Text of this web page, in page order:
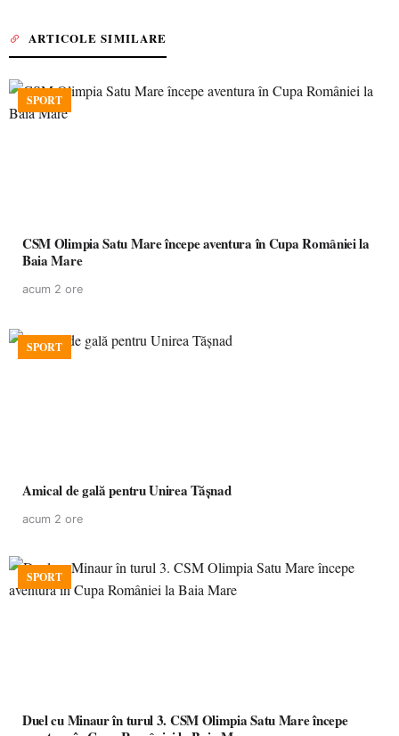
ARTICOLE SIMILARE
SPORT
CSM Olimpia Satu Mare începe aventura în Cupa României la
Baia Mare
acum 2 ore
SPORT
Amical de gală pentru Unirea Tășnad
acum 2 ore
SPORT
Duel cu Minaur în turul 3. CSM Olimpia Satu Mare începe